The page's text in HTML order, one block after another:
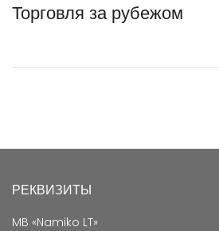
Торговля за рубежом
РЕКВИЗИТЫ
MB «Namiko LT»